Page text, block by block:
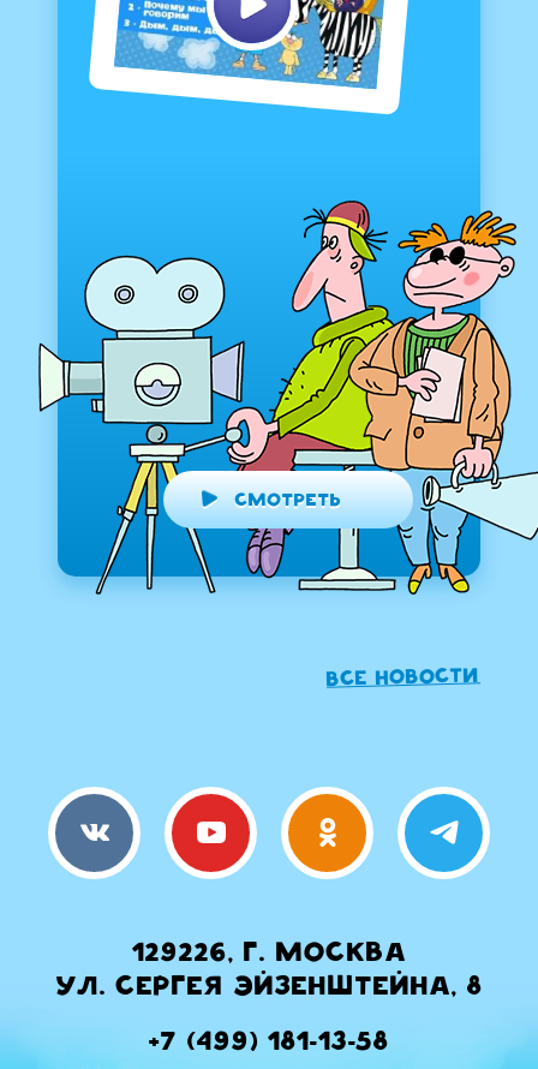
Смотреть
Все новости
129226, г. Москва
ул. Сергея Эйзенштейна, 8
+7 (499) 181-13-58